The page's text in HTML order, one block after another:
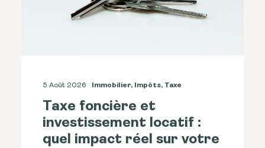
5 Août 2026 Immobilier, Impôts, Taxe
Taxe foncière et
investissement locatif :
quel impact réel sur votre